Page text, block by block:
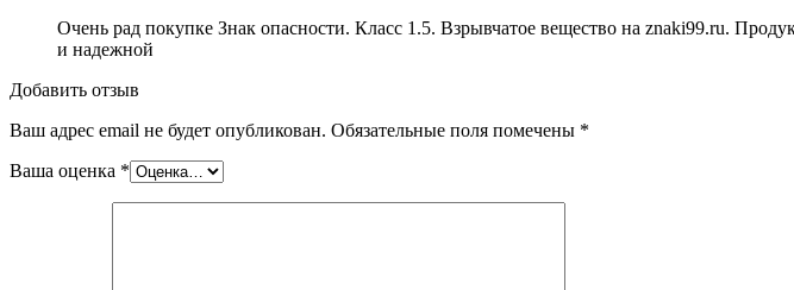
Очень рад покупке Знак опасности. Класс 1.5. Взрывчатое вещество на znaki99.ru.
и надежной
Добавить отзыв
Ваш адрес email не будет опубликован. Обязательные поля помечены *
Ваша оценка *